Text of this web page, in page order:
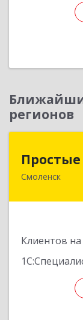
регионов
Смоленск
Клиентов
214015,